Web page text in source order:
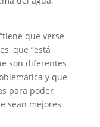
que verse
que “está
son diferentes
y que
para poder
sean mejores